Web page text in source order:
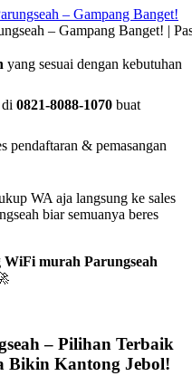
– Gampang Banget! |
yang sesuai dengan kebutuhan
0821-8088-1070 buat
pendaftaran & pemasangan
WA aja langsung ke sales
biar semuanya beres
WiFi murah Parungseah
– Pilihan Terbaik
Bikin Kantong Jebol!